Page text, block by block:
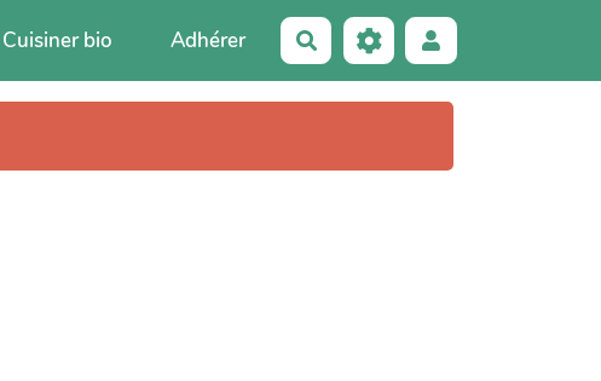
Cuisiner bio Adhérer Rechercher